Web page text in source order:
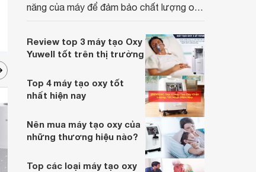
năng của máy để đảm bảo chất lượng oxy
Review top 3 máy tạo Oxy
Yuwell tốt trên thị trường
Top 4 máy tạo oxy tốt
nhất hiện nay
Nên mua máy tạo oxy của
những thương hiệu nào?
Top các loại máy tạo oxy